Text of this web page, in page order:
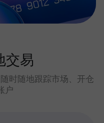
交易
时随地跟踪市场、开仓
户